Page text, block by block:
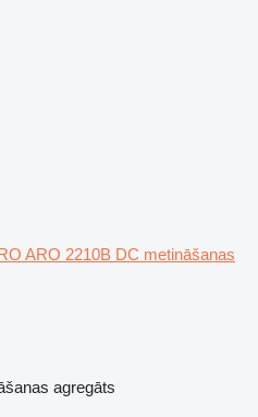
ARO 2210B DC metināšanas
agregāts